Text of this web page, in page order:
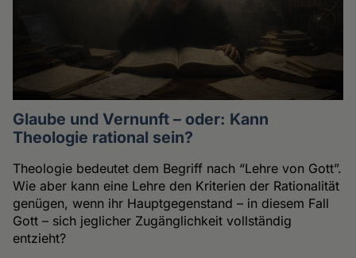
Glaube und Vernunft – oder: Kann
Theologie rational sein?
Theologie bedeutet dem Begriff nach “Lehre von Gott”.
Wie aber kann eine Lehre den Kriterien der Rationalität
genügen, wenn ihr Hauptgegenstand – in diesem Fall
Gott – sich jeglicher Zugänglichkeit vollständig
entzieht?